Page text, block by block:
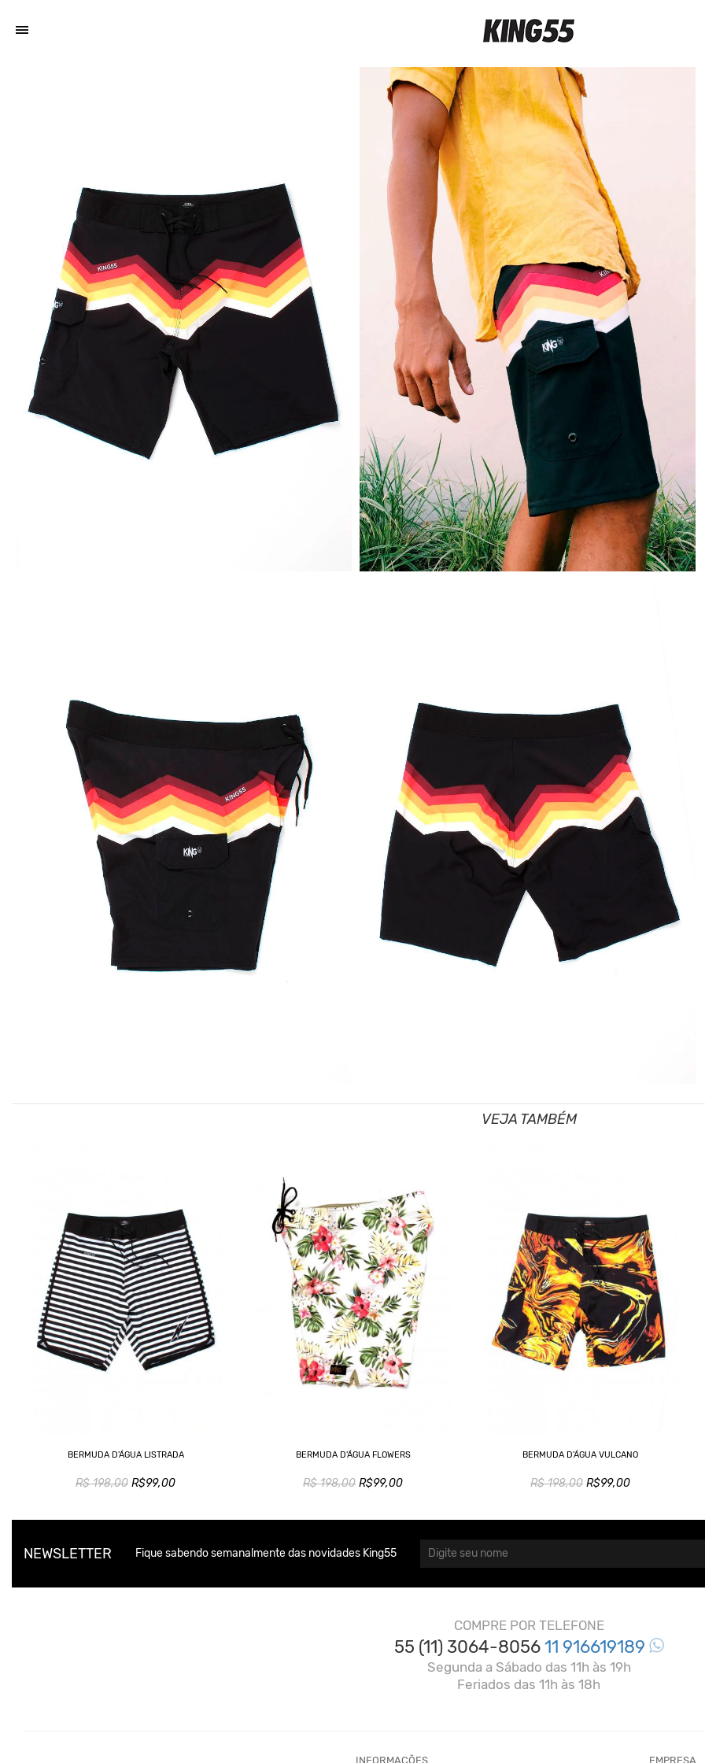
VEJA TAMBÉM
BERMUDA D'ÁGUA LISTRADA
R$ 198,00 R$99,00
BERMUDA D'ÁGUA FLOWERS
R$ 198,00 R$99,00
BERMUDA D'ÁGUA VULCANO
R$ 198,00 R$99,00
NEWSLETTER Fique sabendo semanalmente das novidades King55
COMPRE POR TELEFONE
55 (11) 3064-805611 916619189
Segunda a Sábado das 11h às 19h
Feriados das 11h às 18h
INFORMAÇÕES EMPRESA